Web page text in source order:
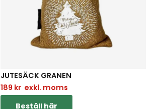
JUTESÄCK GRANEN
189 krexkl. moms
Beställ här